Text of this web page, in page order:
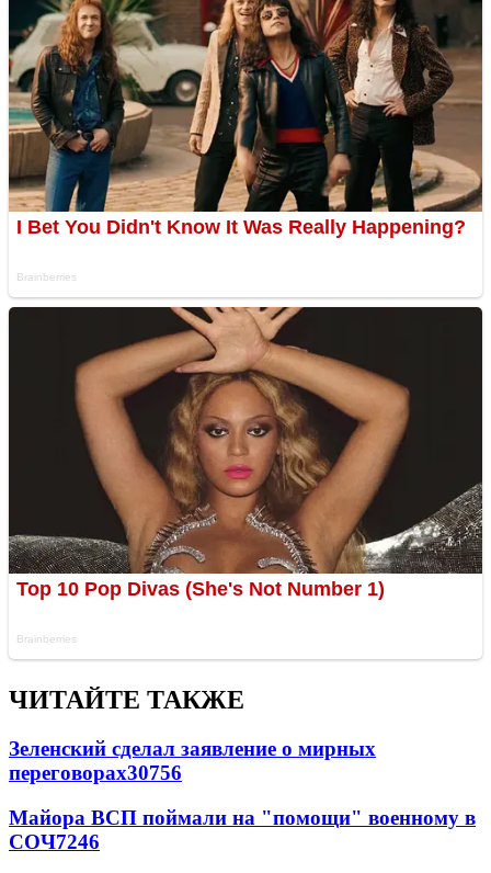
ЧИТАЙТЕ ТАКЖЕ
Зеленский сделал заявление о мирных
переговорах30756
Майора ВСП поймали на "помощи" военному в
СОЧ7246